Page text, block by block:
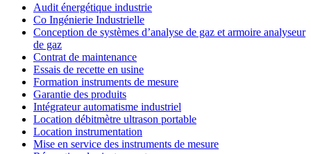
Audit énergétique industrie
Co Ingénierie Industrielle
Conception de systèmes d’analyse de gaz et armoire analyseur
de gaz
Contrat de maintenance
Essais de recette en usine
Formation instruments de mesure
Garantie des produits
Intégrateur automatisme industriel
Location débitmètre ultrason portable
Location instrumentation
Mise en service des instruments de mesure